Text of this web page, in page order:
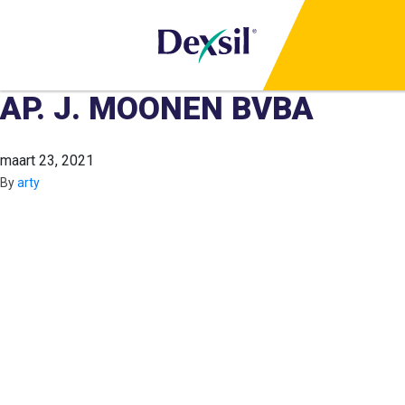
AP. J. MOONEN BVBA
maart 23, 2021
Byarty